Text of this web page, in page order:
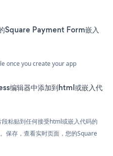
Square Payment Form嵌入
once you create your app
编辑器中添加到html或嵌入代
粘贴到任何接受html或嵌入代码的
保存，查看实时页面，您的Square